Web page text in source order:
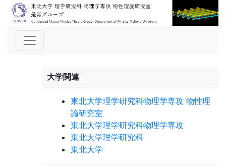
大学関連
東北大学理学研究科物理学専攻 物性理
論研究室
東北大学理学研究科物理学専攻
東北大学理学研究科
東北大学